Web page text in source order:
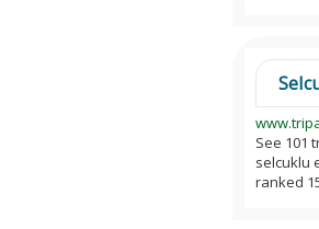
See 101
selcuklu
ranked